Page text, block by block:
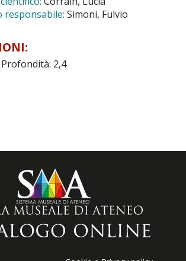
responsabile: Simoni, Fulvio
Profondità: 2,4